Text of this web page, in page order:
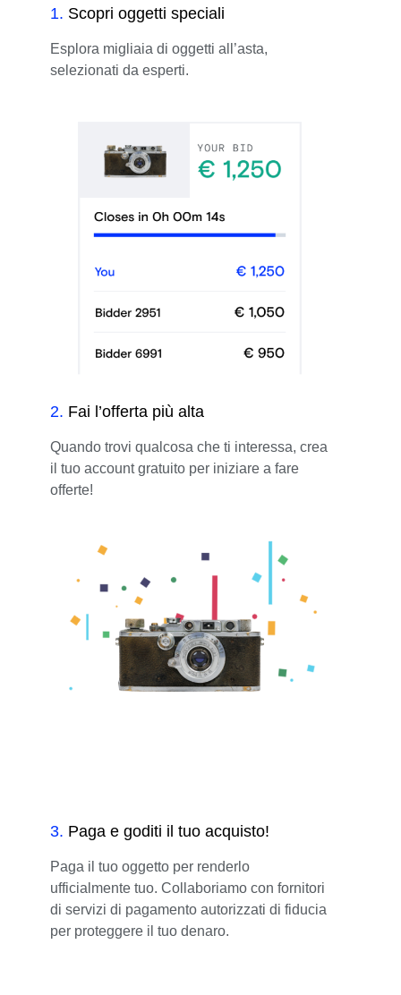
1. Scopri oggetti speciali
Esplora migliaia di oggetti all’asta,
selezionati da esperti.
2. Fai l’offerta più alta
Quando trovi qualcosa che ti interessa, crea
il tuo account gratuito per iniziare a fare
offerte!
3. Paga e goditi il tuo acquisto!
Paga il tuo oggetto per renderlo
ufficialmente tuo. Collaboriamo con fornitori
di servizi di pagamento autorizzati di fiducia
per proteggere il tuo denaro.